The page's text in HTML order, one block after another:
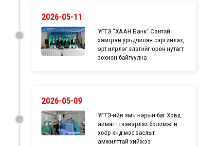
2026-05-11
УГТЭ “ХААН Банк“ Сантай
хамтран урьдчилан сэргийлэх,
эрт илрүүлэг үзлэгийг орон нутагт
зохион байгуулна
2026-05-09
УГТЭ-ийн эмч нарын баг Ховд
аймагт тээвэрлэх боломжгүй
хоёр хүнд мэс заслыг
амжилттай хийжээ